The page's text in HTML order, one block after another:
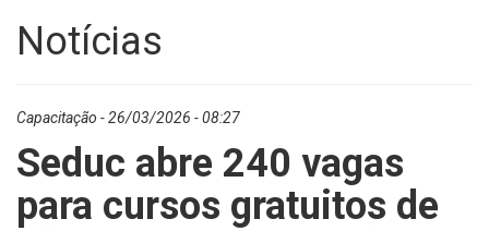
Notícias
Capacitação - 26/03/2026 - 08:27
Seduc abre 240 vagas
para cursos gratuitos de